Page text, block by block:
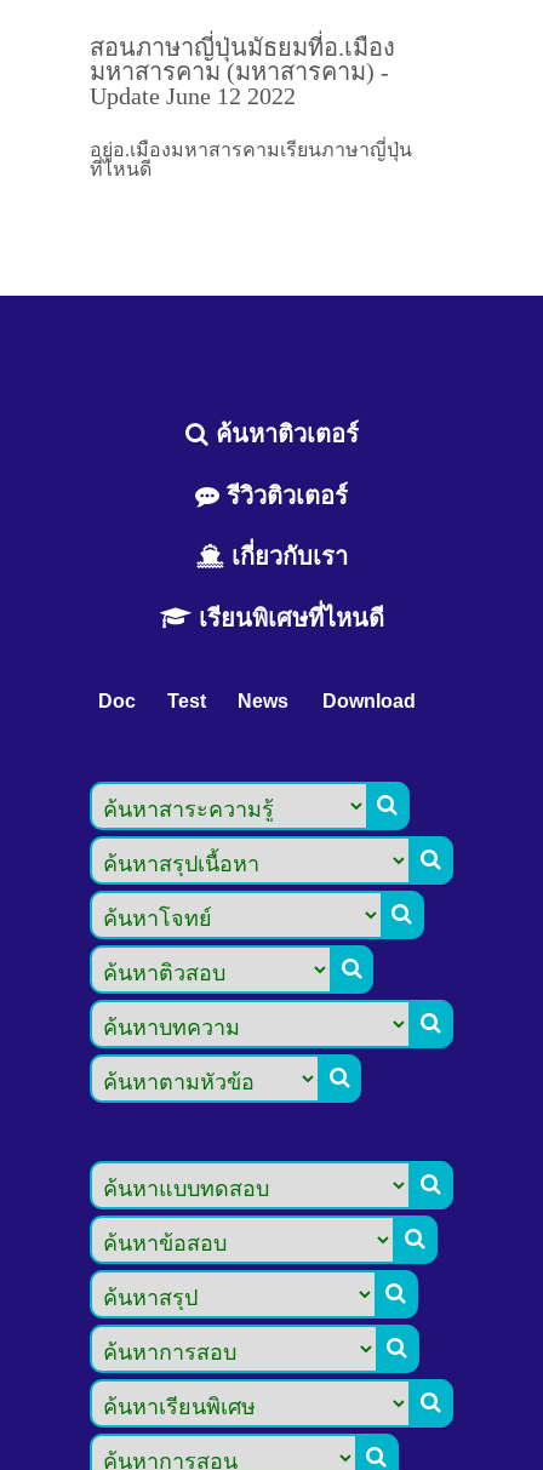
สอนภาษาญี่ปุ่นมัธยมที่อ.เมือง
มหาสารคาม (มหาสารคาม) -
Update June 12 2022
อยู่อ.เมืองมหาสารคามเรียนภาษาญี่ปุ่น
ที่ไหนดี
ค้นหาติวเตอร์
รีวิวติวเตอร์
เกี่ยวกับเรา
เรียนพิเศษที่ไหนดี
Doc Test News Download











